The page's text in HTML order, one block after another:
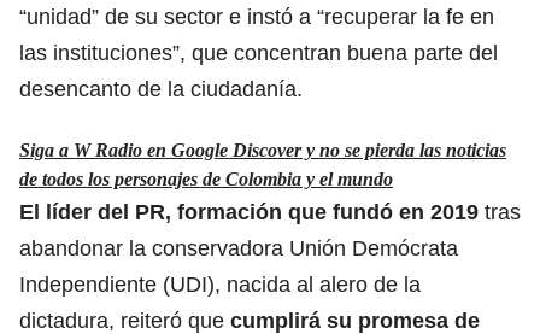
“unidad” de su sector e instó a “recuperar la fe en
las instituciones”, que concentran buena parte del
desencanto de la ciudadanía.
Siga a W Radio en Google Discover y no se pierda las noticias
de todos los personajes de Colombia y el mundo
El líder del PR, formación que fundó en 2019 tras
abandonar la conservadora Unión Demócrata
Independiente (UDI), nacida al alero de la
dictadura, reiteró que cumplirá su promesa de